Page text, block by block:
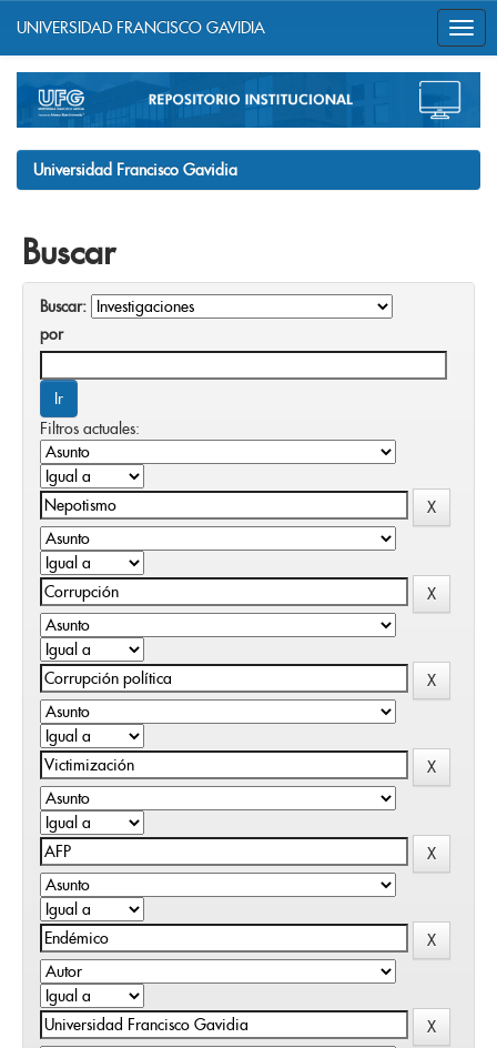
navigation
UNIVERSIDAD FRANCISCO GAVIDIA
Universidad Francisco Gavidia
Buscar
Buscar:
por
Filtros actuales: